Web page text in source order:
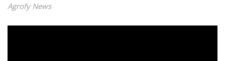
Agrofy News